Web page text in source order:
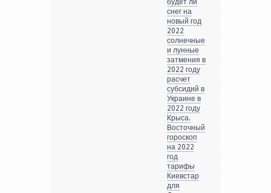
будет ли
снег на
новый год
2022
солнечные
и лунные
затмения в
2022 году
расчет
субсидий в
Украине в
2022 году
Крыса.
Восточный
гороскоп
на 2022
год
тарифы
Киевстар
для